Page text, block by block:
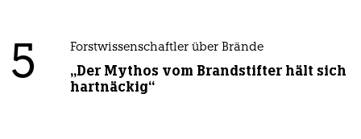
5 Forstwissenschaftler über Brände
„Der Mythos vom Brandstifter hält sich
hartnäckig“